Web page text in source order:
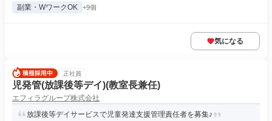
副業・WワークOK +9個
気になる
正社員
児発管(放課後等デイ)(教室長兼任)
エフィラグループ株式会社
放課後等デイサービスで児童発達支援管理責任者を募集♪